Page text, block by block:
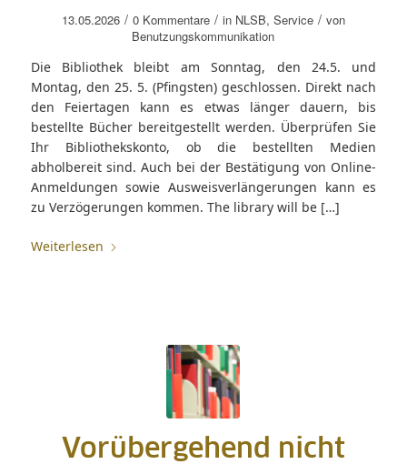
13.05.2026 / 0 Kommentare / in NLSB, Service / von
Benutzungskommunikation
Die Bibliothek bleibt am Sonntag, den 24.5. und
Montag, den 25. 5. (Pfingsten) geschlossen. Direkt nach
den Feiertagen kann es etwas länger dauern, bis
bestellte Bücher bereitgestellt werden. Überprüfen Sie
Ihr Bibliothekskonto, ob die bestellten Medien
abholbereit sind. Auch bei der Bestätigung von Online-
Anmeldungen sowie Ausweisverlängerungen kann es
zu Verzögerungen kommen. The library will be […]
Weiterlesen
Vorübergehend nicht